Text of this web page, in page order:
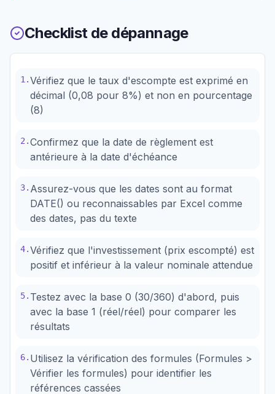
Checklist de dépannage
1 .Vérifiez que le taux d'escompte est exprimé en
décimal (0,08 pour 8%) et non en pourcentage
(8)
2 .Confirmez que la date de règlement est
antérieure à la date d'échéance
3. Assurez-vous que les dates sont au format
DATE() ou reconnaissables par Excel comme
des dates, pas du texte
4.Vérifiez que l'investissement (prix escompté) est
positif et inférieur à la valeur nominale attendue
5. Testez avec la base 0 (30/360) d'abord, puis
avec la base 1 (réel/réel) pour comparer les
résultats
6. Utilisez la vérification des formules (Formules >
Vérifier les formules) pour identifier les
références cassées